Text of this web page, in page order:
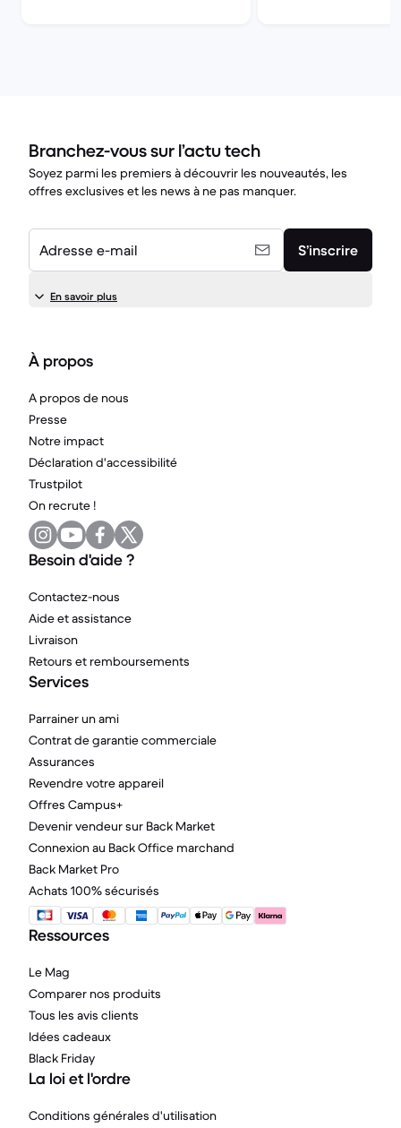
Branchez-vous sur l’actu tech
Soyez parmi les premiers à découvrir les nouveautés, les
offres exclusives et les news à ne pas manquer.
Adresse e-mail S’inscrire
En savoir plus
À propos
A propos de nous
Presse
Notre impact
Déclaration d'accessibilité
Trustpilot
On recrute !
Besoin d'aide ?
Contactez-nous
Aide et assistance
Livraison
Retours et remboursements
Services
Parrainer un ami
Contrat de garantie commerciale
Assurances
Revendre votre appareil
Offres Campus+
Devenir vendeur sur Back Market
Connexion au Back Office marchand
Back Market Pro
Achats 100% sécurisés
Ressources
Le Mag
Comparer nos produits
Tous les avis clients
Idées cadeaux
Black Friday
La loi et l'ordre
Conditions générales d'utilisation